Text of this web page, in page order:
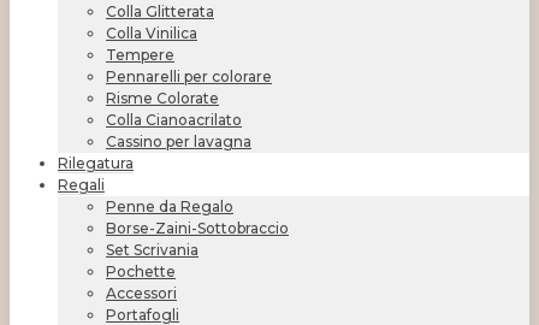
Colla Glitterata
Colla Vinilica
Tempere
Pennarelli per colorare
Risme Colorate
Colla Cianoacrilato
Cassino per lavagna
Rilegatura
Regali
Penne da Regalo
Borse-Zaini-Sottobraccio
Set Scrivania
Pochette
Accessori
Portafogli